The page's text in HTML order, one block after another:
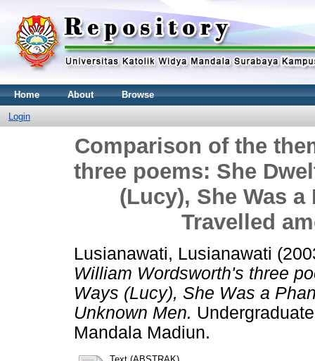
Home About Browse
Login
Comparison of the
three poems: She
(Lucy), She Was
Travelled
Lusianawati, Lusianawati
William Wordsworth's three
Ways (Lucy), She Was a
Unknown Men.
Mandala Madiun.